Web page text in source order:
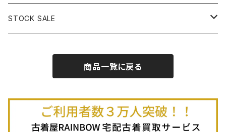
古着オーバーオール
古着半袖Ｔシャツ
古着キャミソール
古着ポロシャツ
古着長袖ポロシャツ
古着スウェット
古着ニットアウター
古着ヘビージャケット
古着羽織り
古着膝丈スカート (丈56-75cm)
古着ミニ丈スカート (丈56-75cm)
古着ロング丈パンツ
STOCK SALE
Autumn / Winter
商品一覧に戻る